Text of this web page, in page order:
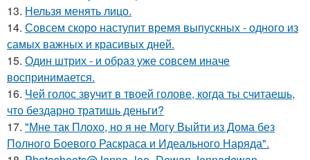
13. Нельзя менять лицо.
14. Совсем скоро наступит время выпускных - одного из
самых важных и красивых дней.
15. Один штрих - и образ уже совсем иначе
воспринимается.
16. Чей голос звучит в твоей голове, когда ты считаешь,
что бездарно тратишь деньги?
17. "Мне так Плохо, но я не Могу Выйти из Дома без
Полного Боевого Раскраса и Идеального Наряда".